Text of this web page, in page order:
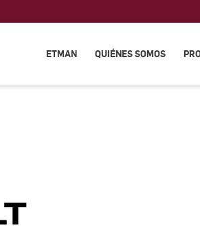
ETMAN QUIÉNES SOMOS